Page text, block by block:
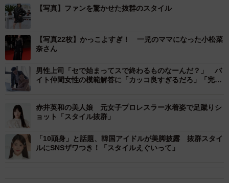
【写真】ファンを驚かせた抜群のスタイル
【写真22枚】かっこよすぎ！ 一児のママになった小松菜
奈さん
男性上司「セで始まってスで終わるものなーんだ？」 バ
イト仲間女性の模範解答に「カッコ良すぎるだろ」「完璧
赤井英和の美人娘 元女子プロレスラー水着姿で足蹴りシ
ョット「スタイル抜群」
「10頭身」と話題、韓国アイドルが美脚披露 抜群スタイ
ルにSNSザワつき！「スタイルえぐいって」